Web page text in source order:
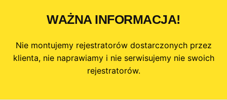
WAŻNA INFORMACJA!
Nie montujemy rejestratorów dostarczonych przez
klienta, nie naprawiamy i nie serwisujemy nie swoich
rejestratorów.